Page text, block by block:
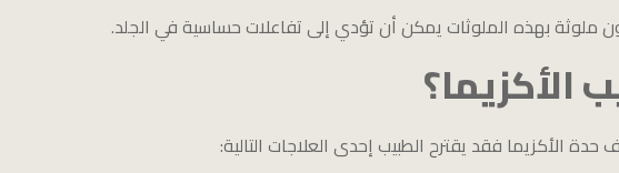
ملوثة بهذه الملوثات يمكن أن تؤدي إلى تفاعلات حساسية في الجلد.
الأكزيما؟
الأكزيما فقد يقترح الطبيب إحدى العلاجات التالية: